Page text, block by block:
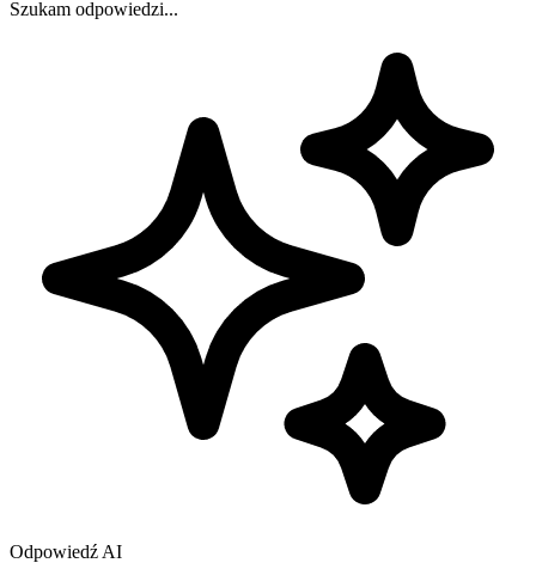
Szukam odpowiedzi...
Odpowiedź AI